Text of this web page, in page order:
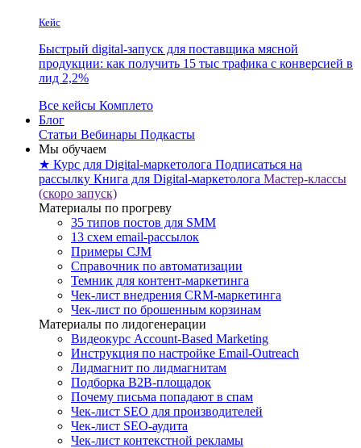
Кейс
Быстрый digital-запуск для поставщика мясной
продукции: как получить 15 тыс трафика с конверсией в
лид 2,2%
Все кейсы Комплето
Блог
Статьи Вебинары Подкасты
Мы обучаем
★ Курс для Digital-маркетолога Подписаться на
рассылку Книга для Digital-маркетолога Мастер-классы
(скоро запуск)
Материалы по прогреву
35 типов постов для SMM
13 схем email-рассылок
Примеры CJM
Справочник по автоматизации
Темник для контент-маркетинга
Чек-лист внедрения CRM-маркетинга
Чек-лист по брошенным корзинам
Материалы по лидогенерации
Видеокурс Account-Based Marketing
Инструкция по настройке Email-Outreach
Лидмагнит по лидмагнитам
Подборка B2B-площадок
Почему письма попадают в спам
Чек-лист SEO для производителей
Чек-лист SEO-аудита
Чек-лист контекстной рекламы